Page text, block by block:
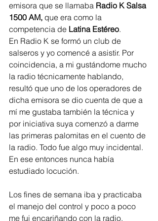
emisora que se llamaba Radio K Salsa
1500 AM, que era como la
competencia de Latina Estéreo.
En Radio K se formó un club de
salseros y yo comencé a asistir. Por
coincidencia, a mi gustándome mucho
la radio técnicamente hablando,
resultó que uno de los operadores de
dicha emisora se dio cuenta de que a
mí me gustaba también la técnica y
por iniciativa suya comenzó a darme
las primeras palomitas en el cuento de
la radio. Todo fue algo muy incidental.
En ese entonces nunca había
estudiado locución.
Los fines de semana iba y practicaba
el manejo del control y poco a poco
me fui encariñando con la radio.